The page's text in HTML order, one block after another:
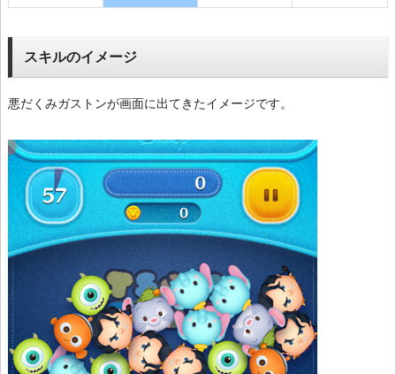
スキルのイメージ
悪だくみガストンが画面に出てきたイメージです。